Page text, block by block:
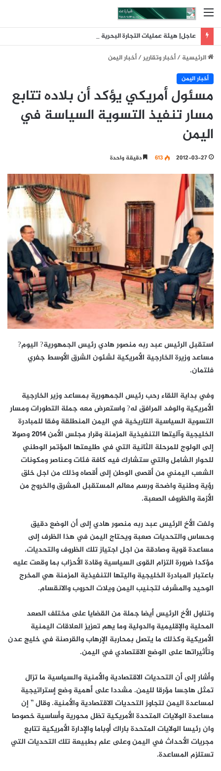
القائمة
الرئيسية/أخبار وتقارير/أخبار اليمن
أخبار اليمن
مسئول أمريكي يؤكد أن بلاده تتابع
مسار تنفيذ التسوية السياسة في
اليمن
2012-03-27
613 دقيقة واحدة
استقبل الرئيس عبد ربه منصور هادي رئيس الجمهورية? اليوم?
مساعد وزيرة الخارجية الأمريكية لشئون الشرق الأوسط جفري
فلتمان.
وفي بداية اللقاء رحب رئيس الجمهورية بمساعد وزير الخارجية
الأمريكية والوفد المرافق له? واستعرض معه جملة التطورات ومسار
التسوية السياسية التاريخية في اليمن المنطلقة وفقا للمبادرة
الخليجية وآليتها التنفيذية المزمنة وقرار مجلس الأمن 2014 وصولا
إلى الولوج للمرحلة الثانية التي في طليعتها المؤتمر الوطني
للحوار الشامل والتي ستشارك فيه كافة فئات وعناصر ومكونات
الشعب اليمني من أقصى الوطن إلى أقصاه وذلك من اجل خلق
رؤية وطنية واضحة ورسم معالم المستقبل المشرق والخروج من
الأزمة والظروف الصعبة.
ولفت الأخ الرئيس عبد ربه منصور هادي إلى أن الوضع دقيق
وحساس والتحديات صعبة ويحتاج اليمن في هذا الظرف إلى
مساعدة قوية وصادقة من اجل اجتياز تلك الظروف والتحديات.
مؤكدا ضرورة التزام القوى السياسية وقادة الأحزاب بما وقعت عليه
باعتبار المبادرة الخليجية واليتها التنفيذية المزمنة هي المخرج
الوحيد والمشرف لتجنيب اليمن ويلات الحروب والانقسام.
وتناول الأخ الرئيس أيضا جملة من القضايا على مختلف الصعد
المحلية والإقليمية والدولية وما يهم تعزيز العلاقات اليمنية
الأمريكية وكذلك ما يتصل بمحاربة الإرهاب والقرصنة في خليج عدن
وتأثيراتها على الوضع الاقتصادي في اليمن.
وأشار إلى أن التحديات الاقتصادية والأمنية والسياسية ما تزال
تمثل هاجسا مؤرقا لليمن. مشددا على أهمية وضع إستراتيجية
لمساعدة اليمن لتجاوز التحديات الاقتصادية والأمنية. وقال ” إن
مساعدة الولايات المتحدة الأمريكية تظل محورية وأساسية خصوصا
وان رئيسا الولايات المتحدة باراك أوباما والإدارة الأمريكية تتابع
مجريات الأحداث في اليمن وعلى علم بطبيعة تلك التحديات التي
تستلزم المساعدة.